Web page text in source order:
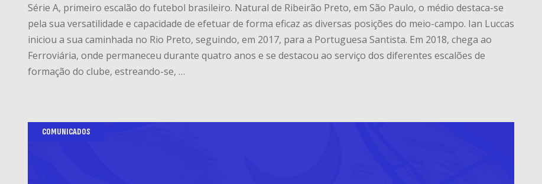
Série A, primeiro escalão do futebol brasileiro. Natural de Ribeirão Preto, em São Paulo, o médio destaca-se
pela sua versatilidade e capacidade de efetuar de forma eficaz as diversas posições do meio-campo. Ian Luccas
iniciou a sua caminhada no Rio Preto, seguindo, em 2017, para a Portuguesa Santista. Em 2018, chega ao
Ferroviária, onde permaneceu durante quatro anos e se destacou ao serviço dos diferentes escalões de
formação do clube, estreando-se, …
COMUNICADOS